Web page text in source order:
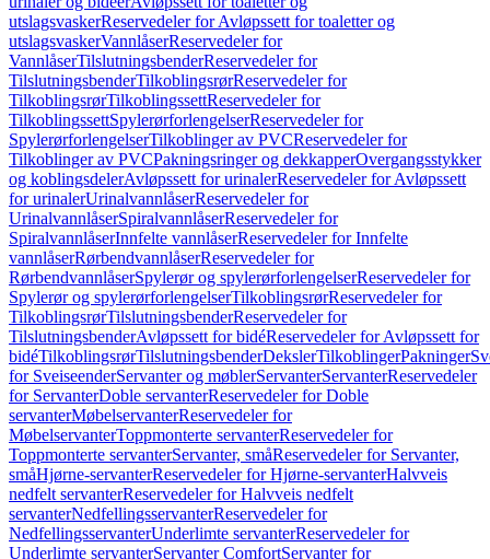
utslagsvaskerReservedeler for Avløpssett for toaletter og
utslagsvaskerVannlåserReservedeler for
VannlåserTilslutningsbenderReservedeler for
TilslutningsbenderTilkoblingsrørReservedeler for
TilkoblingsrørTilkoblingssettReservedeler for
TilkoblingssettSpylerørforlengelserReservedeler for
SpylerørforlengelserTilkoblinger av PVCReservedeler for
Tilkoblinger av PVCPakningsringer og dekkapperOvergangsstykker
og koblingsdelerAvløpssett for urinalerReservedeler for Avløpssett
for urinalerUrinalvannlåserReservedeler for
UrinalvannlåserSpiralvannlåserReservedeler for
SpiralvannlåserInnfelte vannlåserReservedeler for Innfelte
vannlåserRørbendvannlåserReservedeler for
RørbendvannlåserSpylerør og spylerørforlengelserReservedeler for
Spylerør og spylerørforlengelserTilkoblingsrørReservedeler for
TilkoblingsrørTilslutningsbenderReservedeler for
TilslutningsbenderAvløpssett for bidéReservedeler for Avløpssett for
bidéTilkoblingsrørTilslutningsbenderDekslerTilkoblingerPakninger
for SveiseenderServanter og møblerServanterServanterReservedeler
for ServanterDoble servanterReservedeler for Doble
servanterMøbelservanterReservedeler for
MøbelservanterToppmonterte servanterReservedeler for
Toppmonterte servanterServanter, småReservedeler for Servanter,
småHjørne-servanterReservedeler for Hjørne-servanterHalvveis
nedfelt servanterReservedeler for Halvveis nedfelt
servanterNedfellingsservanterReservedeler for
NedfellingsservanterUnderlimte servanterReservedeler for
Underlimte servanterServanter ComfortServanter for